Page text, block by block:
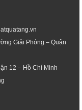
Giải Phóng – Quận
12 – Hồ Chí Minh